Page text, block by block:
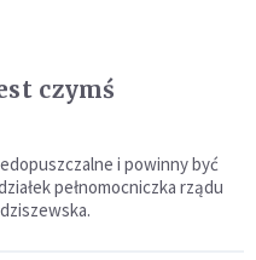
czymś
i powinny być
pełnomocniczka rządu